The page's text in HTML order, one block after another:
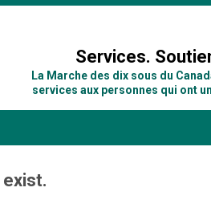
Services.
La Marche des dix sous du
services aux personnes qui ont